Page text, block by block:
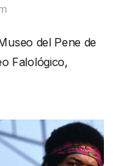
del Pene de
Falológico,